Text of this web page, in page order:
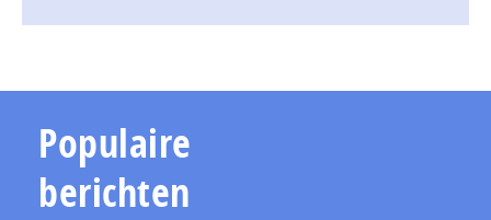
Populaire
berichten